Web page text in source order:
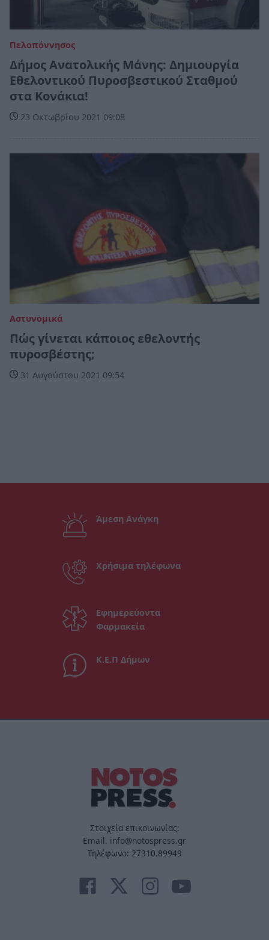
Πελοπόννησος
Δήμος Ανατολικής Μάνης: Δημιουργία
Εθελοντικού Πυροσβεστικού Σταθμού
στα Κονάκια!
23 Οκτωβρίου 2021 09:08
Αστυνομικά
Πώς γίνεται κάποιος εθελοντής
πυροσβέστης;
31 Αυγούστου 2021 09:54
Άμεση Ανάγκη
Χρήσιμα τηλέφωνα
Εφημερεύοντα
Φαρμακεία
Κ.Ε.Π Δήμων
Στοιχεία επικοινωνίας:
Email. info@notospress.gr
Τηλέφωνο: 27310.89949